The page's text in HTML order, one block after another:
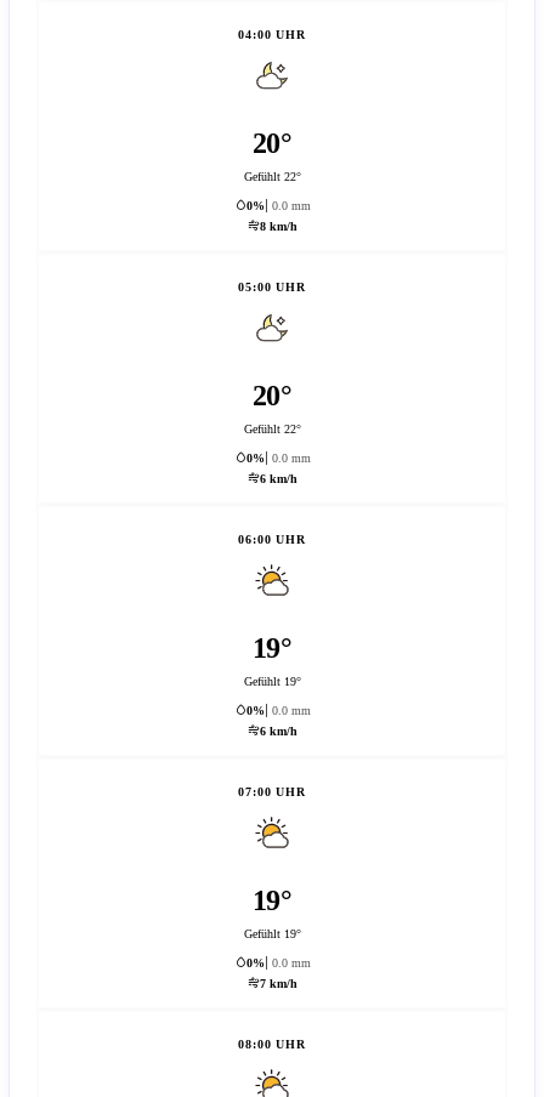
04:00 UHR
20°
Gefühlt 22°
0%
0.0 mm
8 km/h
05:00 UHR
20°
Gefühlt 22°
0%
0.0 mm
6 km/h
06:00 UHR
19°
Gefühlt 19°
0%
0.0 mm
6 km/h
07:00 UHR
19°
Gefühlt 19°
0%
0.0 mm
7 km/h
08:00 UHR